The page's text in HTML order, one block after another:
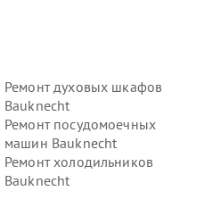
Ремонт духовых шкафов
Bauknecht
Ремонт посудомоечных
машин Bauknecht
Ремонт холодильников
Bauknecht